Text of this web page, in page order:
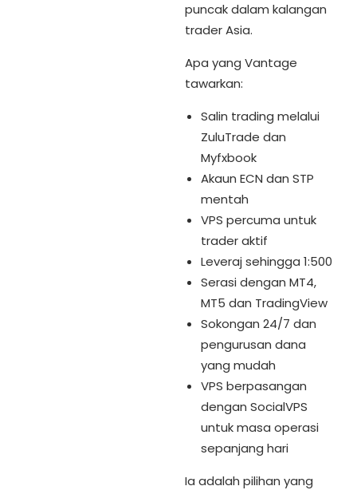
puncak dalam kalangan
trader Asia.
Apa yang Vantage
tawarkan:
Salin trading melalui
ZuluTrade dan
Myfxbook
Akaun ECN dan STP
mentah
VPS percuma untuk
trader aktif
Leveraj sehingga 1:500
Serasi dengan MT4,
MT5 dan TradingView
Sokongan 24/7 dan
pengurusan dana
yang mudah
VPS berpasangan
dengan SocialVPS
untuk masa operasi
sepanjang hari
Ia adalah pilihan yang